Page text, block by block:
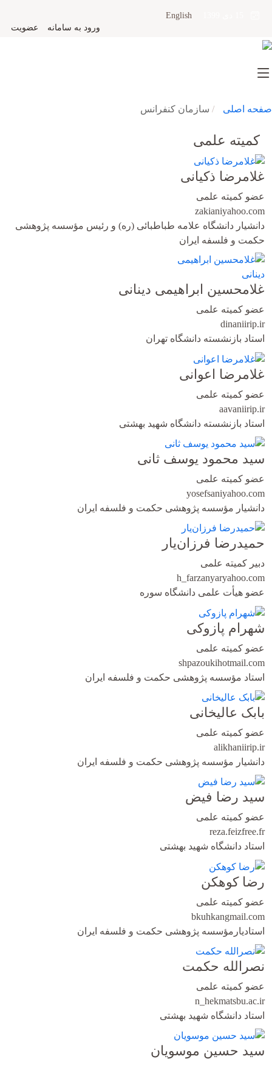
English
ورود به سامانه
عضویت
صفحه اصلی سازمان کنفرانس
کمیته علمی
غلامرضا ذکیانی
عضو کمیته علمی
zakianiyahoo.com
دانشیار دانشگاه علامه طباطبائی (ره) و رئیس مؤسسه پژوهشی
حکمت و فلسفه ایران
غلامحسین ابراهیمی دینانی
عضو کمیته علمی
dinaniirip.ir
استاد بازنشسته دانشگاه تهران
غلامرضا اعوانی
عضو کمیته علمی
aavaniirip.ir
استاد بازنشسته دانشگاه شهید بهشتی
سید محمود یوسف ثانی
عضو کمیته علمی
yosefsaniyahoo.com
دانشیار مؤسسه پژوهشی حکمت و فلسفه ایران
حمیدرضا فرزان‌یار
دبیر کمیته علمی
h_farzanyaryahoo.com
عضو هیأت علمی دانشگاه سوره
شهرام پازوکی
عضو کمیته علمی
shpazoukihotmail.com
استاد مؤسسه پژوهشی حکمت و فلسفه ایران
بابک عالیخانی
عضو کمیته علمی
alikhaniirip.ir
دانشیار مؤسسه پژوهشی حکمت و فلسفه ایران
سید رضا فیض
عضو کمیته علمی
reza.feizfree.fr
استاد دانشگاه شهید بهشتی
رضا کوهکن
عضو کمیته علمی
bkuhkangmail.com
استادیارمؤسسه پژوهشی حکمت و فلسفه ایران
نصرالله حکمت
عضو کمیته علمی
n_hekmatsbu.ac.ir
استاد دانشگاه شهید بهشتی
سید حسین موسویان